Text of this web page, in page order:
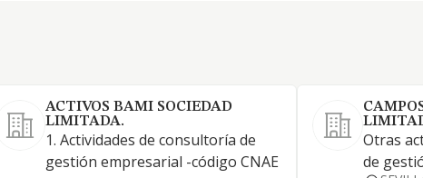
ACTIVOS BAMI SOCIEDAD
LIMITADA.
1. Actividades de consultoría de
gestión empresarial -código CNAE
Otras
de